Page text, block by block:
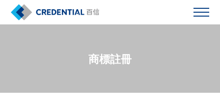
商標註冊